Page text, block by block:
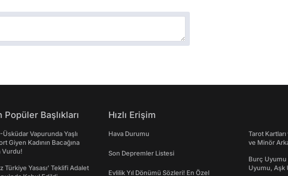
Popüler Başlıkları
Vapurunda Yaşlı
Giyen Kadının Bacağına
Vurdu!
Türkiye Yasası’ Teklifi Adalet
Hızlı Erişim
Hava Durumu
Son Depremler Listesi
Evlilik Yıl Dönümü Sözleri! En Özel
Tarot
ve Minör
Burç Uyumu
Uyumu, Aşk